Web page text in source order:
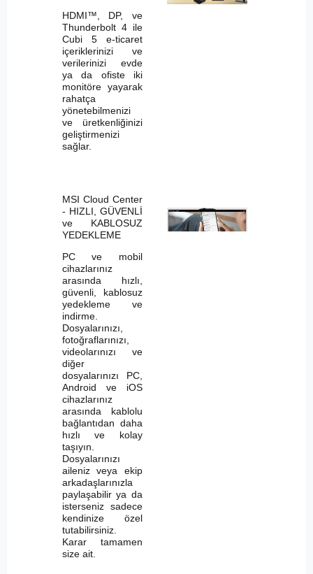
HDMI™, DP, ve
Thunderbolt 4 ile
Cubi 5 e-ticaret
içeriklerinizi ve
verilerinizi evde
ya da ofiste iki
monitöre yayarak
rahatça
yönetebilmenizi
ve üretkenliğinizi
geliştirmenizi
sağlar.
MSI Cloud Center
- HIZLI, GÜVENLİ
ve KABLOSUZ
YEDEKLEME
PC ve mobil
cihazlarınız
arasında hızlı,
güvenli, kablosuz
yedekleme ve
indirme.
Dosyalarınızı,
fotoğraflarınızı,
videolarınızı ve
diğer
dosyalarınızı PC,
Android ve iOS
cihazlarınız
arasında kablolu
bağlantıdan daha
hızlı ve kolay
taşıyın.
Dosyalarınızı
aileniz veya ekip
arkadaşlarınızla
paylaşabilir ya da
isterseniz sadece
kendinize özel
tutabilirsiniz.
Karar tamamen
size ait.